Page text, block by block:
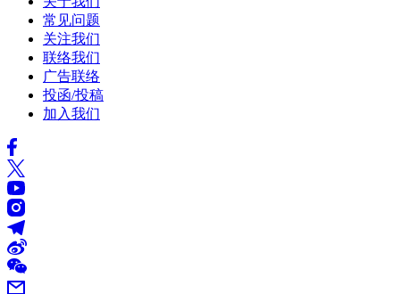
常见问题
关注我们
联络我们
广告联络
投函/投稿
加入我们